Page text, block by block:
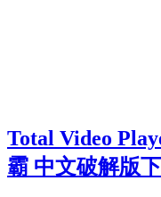
Total Video
霸 中文破解版